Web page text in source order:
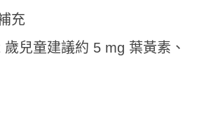
充
歲兒童建議約 5 mg 葉黃素、